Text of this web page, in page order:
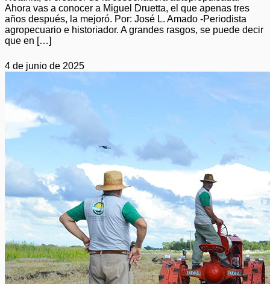
Ahora vas a conocer a Miguel Druetta, el que apenas tres
años después, la mejoró. Por: José L. Amado -Periodista
agropecuario e historiador. A grandes rasgos, se puede decir
que en […]
4 de junio de 2025